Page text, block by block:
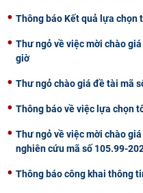
Thông báo Kết quả lựa chọn
Thư ngỏ về việc mời chào
giờ
Thư ngỏ chào giá đề tài mã
Thông báo về việc lựa chọn
Thư ngỏ về việc mời chào
nghiên cứu mã số 105.99-
Thông báo công khai thông